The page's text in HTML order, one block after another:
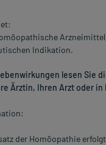
Indikation.
lesen Sie
Ärztin, Ihren Arzt oder
der Homöopathie